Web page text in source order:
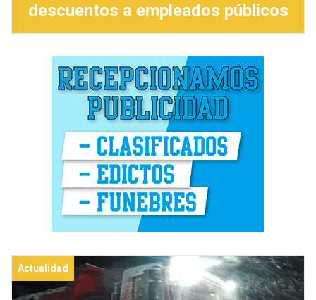
descuentos a empleados públicos
Actualidad